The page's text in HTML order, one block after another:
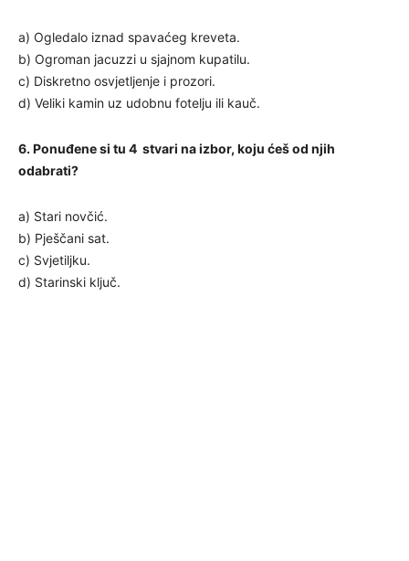
a) Ogledalo iznad spavaćeg kreveta.
b) Ogroman jacuzzi u sjajnom kupatilu.
c) Diskretno osvjetljenje i prozori.
d) Veliki kamin uz udobnu fotelju ili kauč.
6. Ponuđene si tu 4 stvari na izbor, koju ćeš od njih
odabrati?
a) Stari novčić.
b) Pješčani sat.
c) Svjetiljku.
d) Starinski ključ.